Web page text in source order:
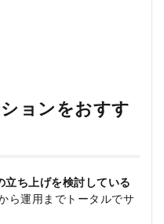
ョンをおすす
ち上げを検討している
ら運用までトータルでサ